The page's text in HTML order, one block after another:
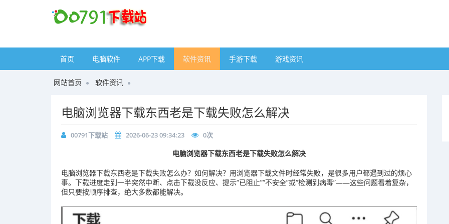
首页 电脑软件 APP下载 软件资讯 手游下载 游戏资讯
网站首页 软件资讯
电脑浏览器下载东西老是下载失败怎么解决
00791下载站 2026-06-23 09:34:23 0次
电脑浏览器下载东西老是下载失败怎么解决
电脑浏览器下载东西老是下载失败怎么办？如何解决？用浏览器下载文件时经常失败，是很多用户都遇到过的烦心
事。下载进度走到一半突然中断、点击下载没反应、提示“已阻止”“不安全”或“检测到病毒”——这些问题看着复杂，
但只要按顺序排查，绝大多数都能解决。